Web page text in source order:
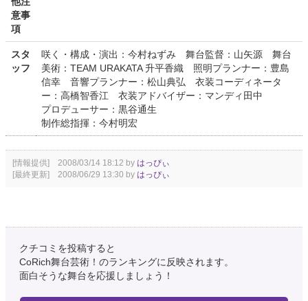
意事
項
スタ
ッフ
咲く・構成・演出：今村ねずみ 舞台監督：山矢源 舞台
美術：TEAM URAKATA 升平香織 照明プランナー：豊島
信幸 音響プランナー：松山典弘 衣装コーディネータ
ー：高橋智香江 衣装アドバイザー：マンディ田中
プロデューサー：黒谷通生
制作総指揮：今村明宏
[情報提供] 2008/03/14 18:12 by はっぴぃ
[最終更新] 2008/06/29 13:30 by はっぴぃ
クチコミを投稿すると
CoRich舞台芸術！のランキングに反映されます。
面白そうな舞台を応援しましょう！